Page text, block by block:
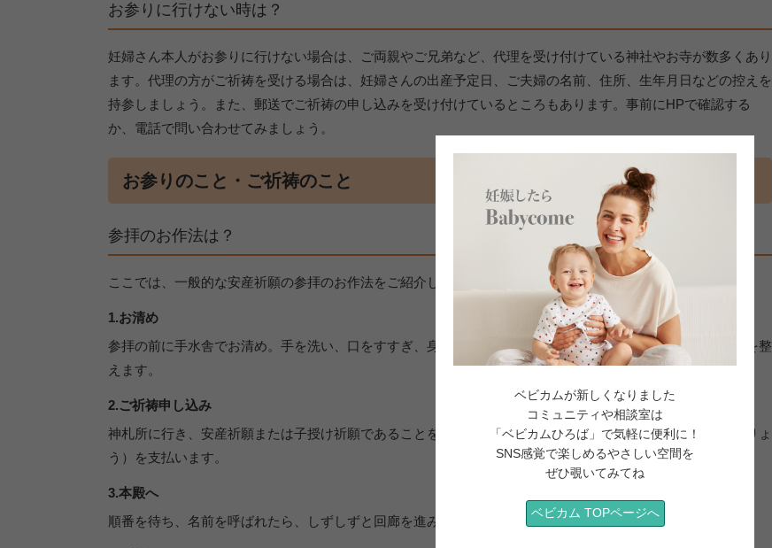
お参りに行けない時は？
妊婦さん本人がお参りに行けない場合は、ご両親やご兄弟など、代理を受け付けている神社やお寺が数多くあり
ます。代理の方がご祈祷を受ける場合は、妊婦さんの出産予定日、ご夫婦の名前、住所、生年月日などの控えを
持参しましょう。また、郵送でご祈祷の申し込みを受け付けているところもあります。事前にHPで確認する
か、電話で問い合わせてみましょう。
お参りのこと・ご祈祷のこと
参拝のお作法は？
ここでは、一般的な安産祈願の参拝のお作法をご紹介します。
1.お清め
参拝の前に手水舎でお清め。手を洗い、口をすすぎ、身もこころも清めて「祈願してもらう」という心構えを整
えます。
2.ご祈祷申し込み
神札所に行き、安産祈願または子授け祈願であることを申し出て、申込用紙に記入。ここで初穂料（はつほりょ
う）を支払います。
3.本殿へ
順番を待ち、名前を呼ばれたら、しずしずと回廊を進み本殿へ昇ります。
ベビカムが新しくなりました
コミュニティや相談室は
「ベビカムひろば」で気軽に便利に！
SNS感覚で楽しめるやさしい空間を
ぜひ覗いてみてね
ベビカム TOPページへ